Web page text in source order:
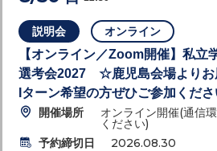
説明会 オンライン
【オンライン／Zoom開催】私立
選考会2027 ☆鹿児島会場よりお
Iターン希望の方ぜひご参加くだ
開催場所 オンライン開催(通信
ください)
予約締切日
2026.08.30